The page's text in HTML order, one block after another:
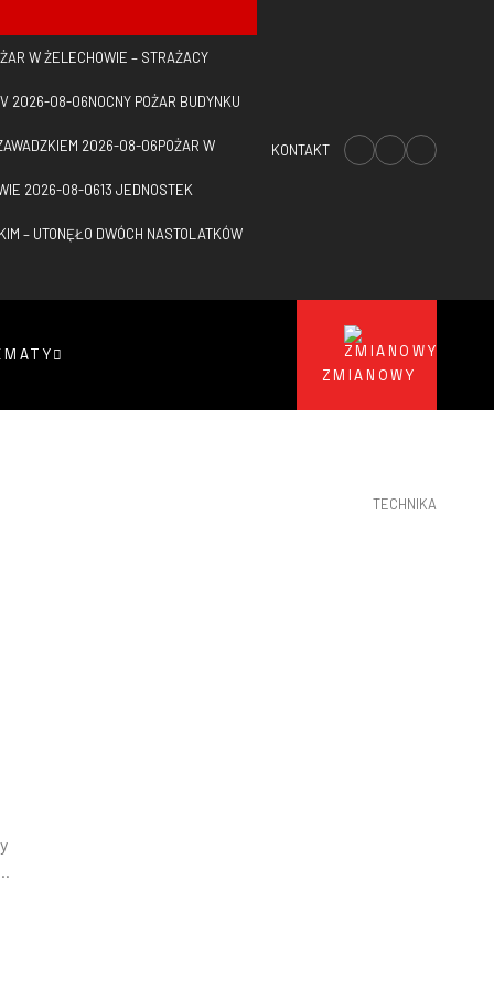
W ŻELECHOWIE – STRAŻACY
2026-08-06NOCNY POŻAR BUDYNKU
2026-08-06POŻAR W
2026-08-0613 JEDNOSTEK
– UTONĘŁO DWÓCH NASTOLATKÓW
KONTAKT
ZMIANOWY
TECHNIKA